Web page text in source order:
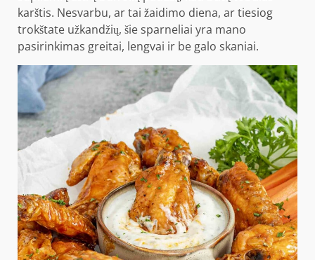
karštis. Nesvarbu, ar tai žaidimo diena, ar tiesiog
trokštate užkandžių, šie sparneliai yra mano
pasirinkimas greitai, lengvai ir be galo skaniai.